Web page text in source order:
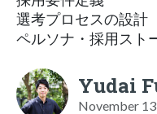
選考プロセスの設計
ペルソナ・採用スト
Yudai
November